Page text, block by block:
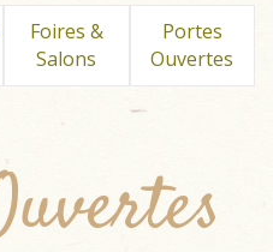
Foires &
Salons
Portes
Ouvertes